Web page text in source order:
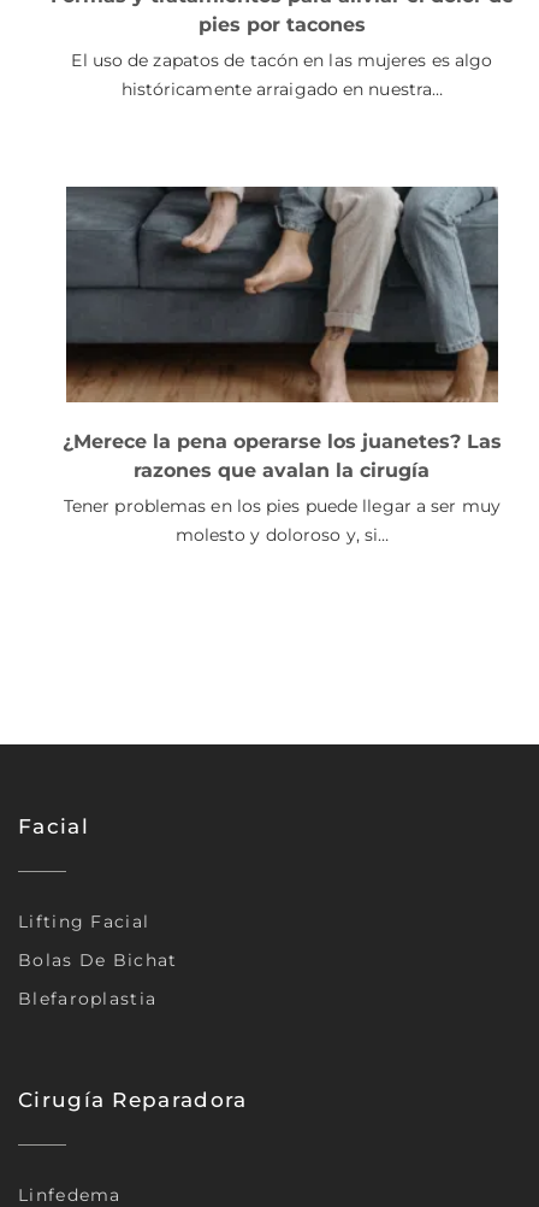
pies por tacones
El uso de zapatos de tacón en las mujeres es algo
históricamente arraigado en nuestra…
¿Merece la pena operarse los juanetes? Las
razones que avalan la cirugía
Tener problemas en los pies puede llegar a ser muy
molesto y doloroso y, si…
Facial
Lifting Facial
Bolas De Bichat
Blefaroplastia
Cirugía Reparadora
Linfedema